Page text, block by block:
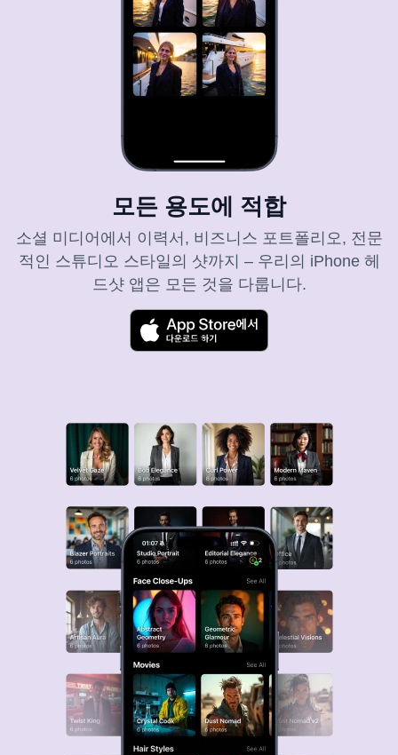
모든 용도에 적합
소셜 미디어에서 이력서, 비즈니스 포트폴리오, 전문
적인 스튜디오 스타일의 샷까지 – 우리의 iPhone 헤
드샷 앱은 모든 것을 다룹니다.